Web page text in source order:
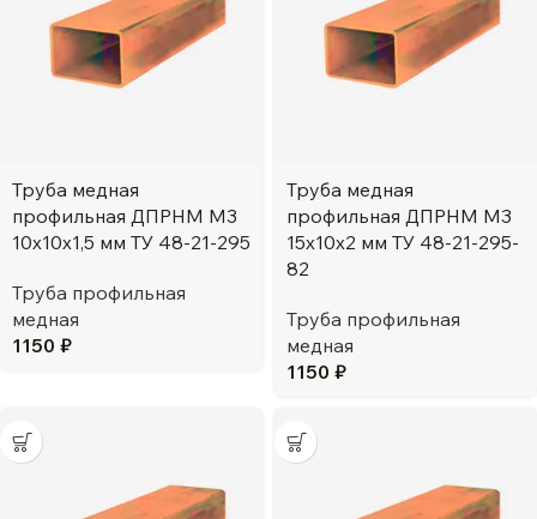
Труба медная
профильная ДПРНМ М3
10х10х1,5 мм ТУ 48-21-295
Труба профильная
медная
1150 ₽
Труба медная
профильная ДПРНМ М3
15х10х2 мм ТУ 48-21-295-
82
Труба профильная
медная
1150 ₽